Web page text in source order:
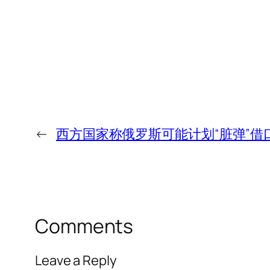
← 西方国家称俄罗斯可能计划“脏弹”借
Comments
Leave a Reply